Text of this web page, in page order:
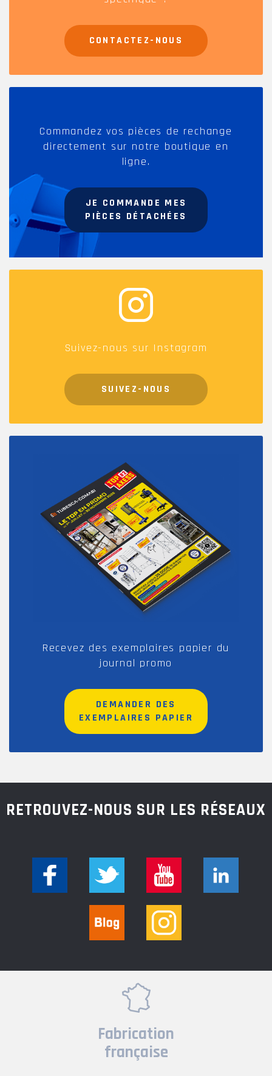
CONTACTEZ-NOUS
Commandez vos pièces de rechange
directement sur notre boutique en
ligne.
JE COMMANDE MES
PIÈCES DÉTACHÉES
Suivez-nous sur Instagram
SUIVEZ-NOUS
Recevez des exemplaires papier du
journal promo
DEMANDER DES
EXEMPLAIRES PAPIER
RETROUVEZ-NOUS SUR LES RÉSEAUX
Fabrication
française